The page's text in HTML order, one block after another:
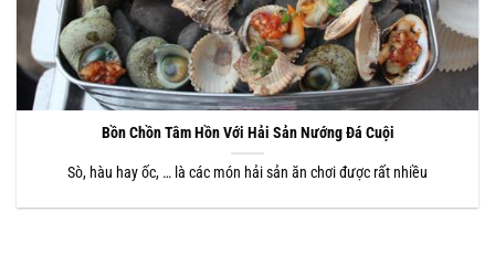
Bồn Chồn Tâm Hồn Với Hải Sản Nướng Đá Cuội
Sò, hàu hay ốc, … là các món hải sản ăn chơi được rất nhiều